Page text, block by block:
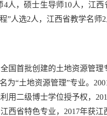
人，硕士生导师10人，江
”人选2人，江西省教学名
国首批创建的土地资源管理
为“土地资源管理”专业。
用二级博士学位授予权，
西省特色专业，2017年获